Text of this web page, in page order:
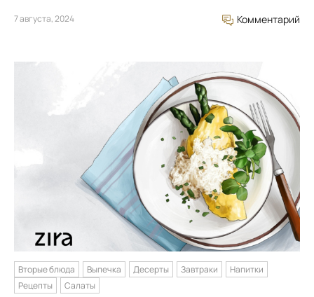
7 августа, 2024 Комментарий
Вторые блюда Выпечка Десерты Завтраки
Напитки
Рецепты
Салаты